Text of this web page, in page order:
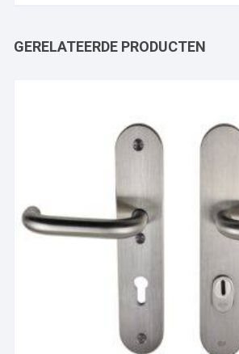
GERELATEERDE PRODUCTEN